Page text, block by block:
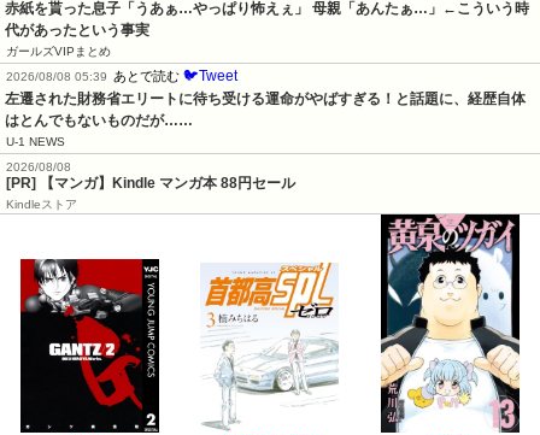
赤紙を貰った息子「うあぁ…やっぱり怖えぇ」 母親「あんたぁ…」←こういう時
代があったという事実
ガールズVIPまとめ
2026/08/08 05:39
あとで読む 🐦Tweet
左遷された財務省エリートに待ち受ける運命がやばすぎる！と話題に、経歴自体
はとんでもないものだが……
U-1 NEWS
2026/08/08
[PR] 【マンガ】Kindle マンガ本 88円セール
Kindleストア